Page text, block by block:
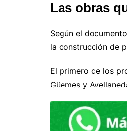
Las obras
Según el
la construcción de
El primero de los
Güemes y